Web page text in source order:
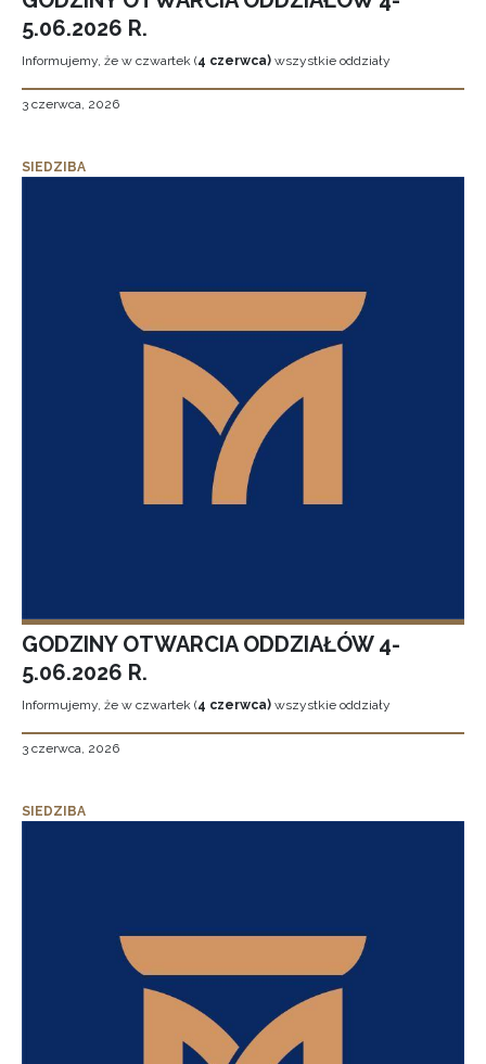
5.06.2026 R.
Informujemy, że w czwartek (4 czerwca) wszystkie oddziały
3 czerwca, 2026
SIEDZIBA
GODZINY OTWARCIA ODDZIAŁÓW 4-
5.06.2026 R.
Informujemy, że w czwartek (4 czerwca) wszystkie oddziały
3 czerwca, 2026
SIEDZIBA